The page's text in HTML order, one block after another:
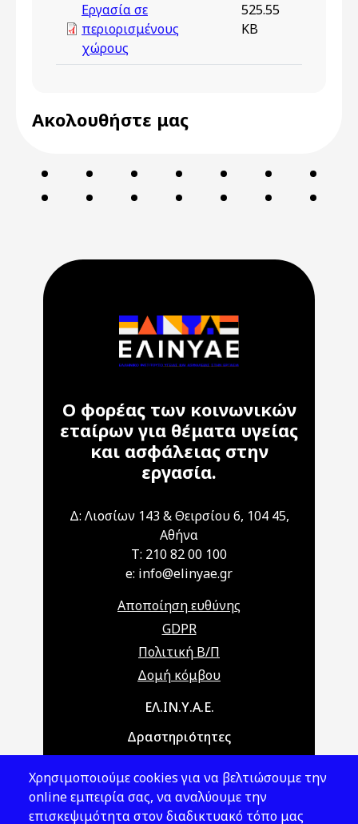
Εργασία σε
περιορισμένους
χώρους
525.55
KB
Ακολουθήστε μας
Ο φορέας των κοινωνικών
εταίρων για θέματα υγείας
και ασφάλειας στην
εργασία.
Δ: Λιοσίων 143 & Θειρσίου 6, 104 45,
Αθήνα
T: 210 82 00 100
e: info@elinyae.gr
Αποποίηση ευθύνης
GDPR
Πολιτική Β/Π
Δομή κόμβου
Main navigationΕΛ.ΙΝ.Υ.Α.Ε.
Δραστηριότητες
Νομοθεσία
Χρησιμοποιούμε cookies για να βελτιώσουμε την
online εμπειρία σας, να αναλύουμε την
επισκεψιμότητα στον διαδικτυακό τόπο μας